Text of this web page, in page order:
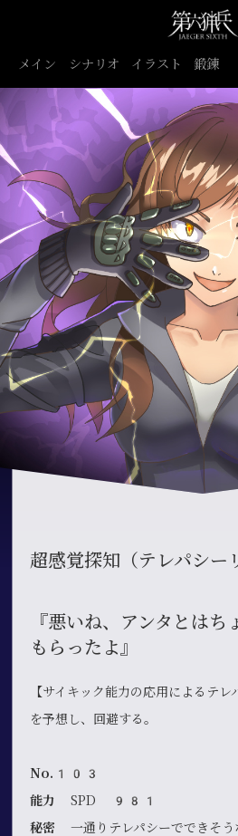
メイン シナリオ イラスト 鍛錬
超感覚探知（テレパシー
『悪いね、アンタとはち
もらったよ』
【サイキック能力の応用によるテ
を予想し、回避する。
No.103
能力SPD 981
秘密 一通りテレパシーでできそう